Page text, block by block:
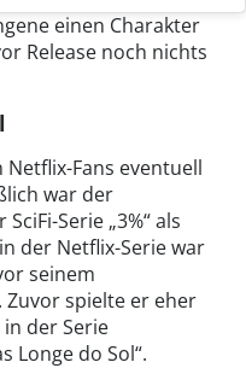
einen Charakter
Release noch nichts
Fans eventuell
war der
Serie „3%“ als
der Netflix-Serie war
seinem
Zuvor spielte er eher
der Serie
Longe do Sol“.